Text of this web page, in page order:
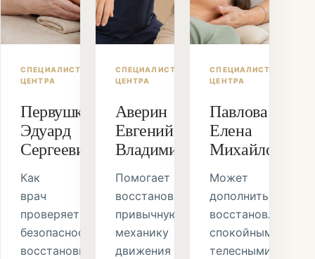
СПЕЦИАЛИСТ
ЦЕНТРА
Первушкин
Эдуард
Сергеевич
Как
врач
проверяет
безопасность
восстановительного
СПЕЦИАЛИСТ
ЦЕНТРА
Аверин
Евгений
Владимирович
Помогает
восстановить
привычную
механику
движения
СПЕЦИАЛИСТ
ЦЕНТРА
Павлова
Елена
Михайловна
Может
дополнить
восстановление
спокойными
телесными